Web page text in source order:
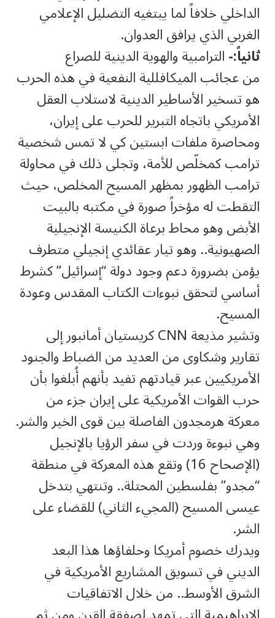
الداخلي خلافاً لما يبتغيه التضليل الإعلامي
الغربي الذي يرافق العدوان.
ثانياً:-الترامبية والهوية الدينية للصراع
من عجائب الميكافللية النفعية في هذه الحرب
هو تسخير الأساطير الدينية لاستلاب العقل
الأمريكي باتجاه التبرير للحرب على إيران،
ومحاصرة ملفات ابستين كي لا تمس شخصية
ترامب كمخلّص للأمة، وتجلى ذلك في محاولة
ترامب الظهور بمظهر المسيح المخلص، حيث
التقطت له مؤخراً صورة في مكتبه بالبيت
الأبض وهو محاط برعاة الكنيسة الإنجيلية
الصهيونية.. وهو تيار عقائدي إنجيلي متطرف
يؤمن بضرورة دعم وجود دولة “إسرائيل” كشرط
أساسي لتحقق نبوءات الكتاب المقدس وعودة
المسيح.
وتشير مذيعة CNN كريستيان أمانبور إلى
تقارير وشكاوى من العديد من الضباط والجنود
الأمريكيين عبر قيادتهم تفيد بأنهم أُبلغوا بأن
حرب القوات الأمريكية على إيران جزء من
معركة هرمجدون الفاصلة بين قوى الخير والشر.
وهي نبوءة وردت في سفر الرؤيا بالإنجيل
(الإصحاح 16) وتقع هذه المعركة في منطقة
“مجدو” بفلسطين المحتلة.. وتنتهي بتدخل
عيسى المسيح (المجيء الثاني) للقضاء على
الشر.
ويدرك خصوم أمريكا وحلفاؤها هذا البعد
الديني في تسويق المشاريع الأمريكية في
الشرق الأوسط.. من خلال الاتفاقيات